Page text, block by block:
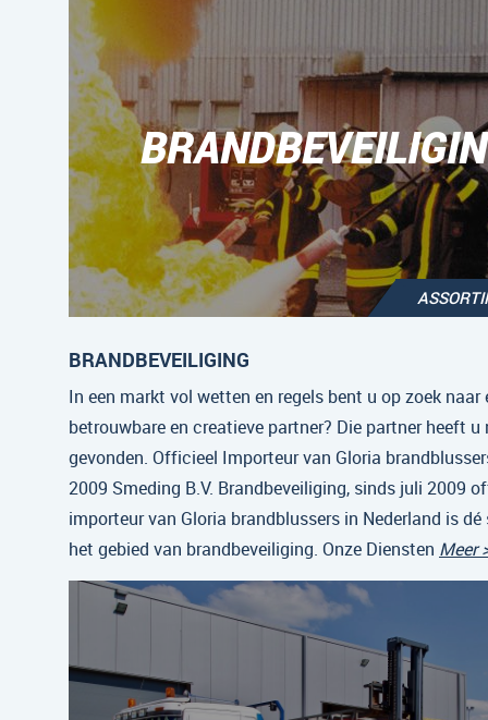
BRANDBEVEILIGING
In een markt vol wetten en regels bent u op zoek naar
betrouwbare en creatieve partner? Die partner heeft u
gevonden. Officieel Importeur van Gloria
2009 Smeding B.V. Brandbeveiliging, sinds juli 2009
importeur van Gloria brandblussers in Nederland is
het gebied van brandbeveiliging. Onze Diensten Meer